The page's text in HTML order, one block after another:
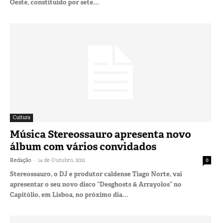
Oeste, constituído por sete...
Cultura
Música Stereossauro apresenta novo
álbum com vários convidados
Redação - 14 de Outubro, 2021 0
Stereossauro, o DJ e produtor caldense Tiago Norte, vai
apresentar o seu novo disco “Desghosts & Arrayolos” no
Capitólio, em Lisboa, no próximo dia...